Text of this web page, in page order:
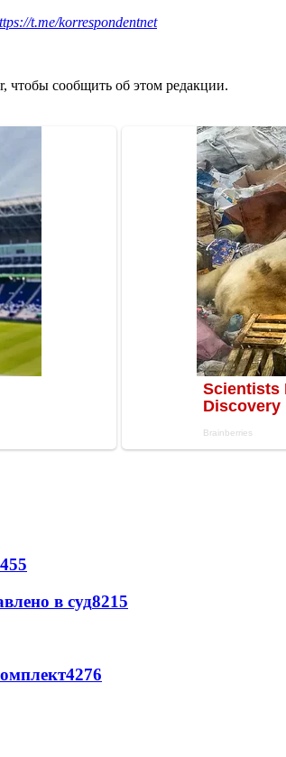
t.me/korrespondentnet
чтобы сообщить об этом редакции.
в суд8215
4276